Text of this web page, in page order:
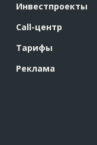
Инвестпроекты
Call-центр
Тарифы
Реклама